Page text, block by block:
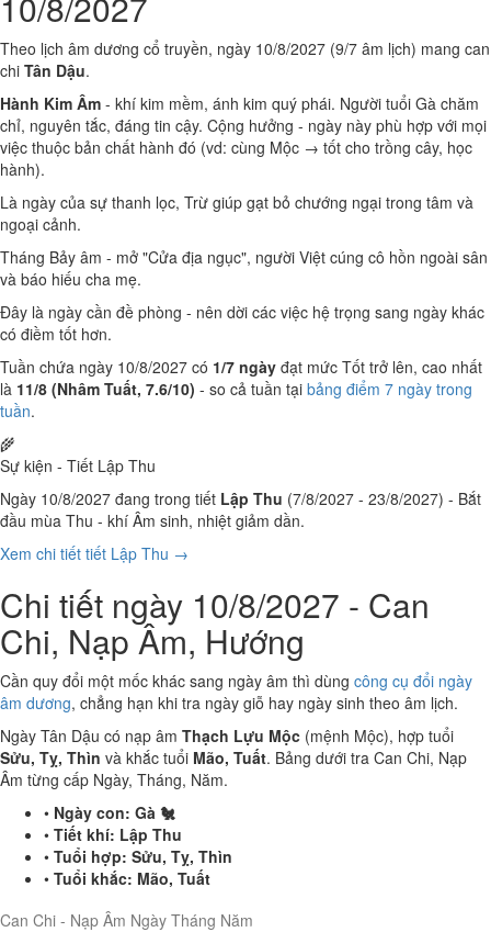
Theo lịch âm dương cổ truyền, ngày 10/8/2027 (9/7 âm lịch) mang can
chi Tân Dậu.
Hành Kim Âm - khí kim mềm, ánh kim quý phái. Người tuổi Gà chăm
chỉ, nguyên tắc, đáng tin cậy. Cộng hưởng - ngày này phù hợp với mọi
việc thuộc bản chất hành đó (vd: cùng Mộc → tốt cho trồng cây, học
hành).
Là ngày của sự thanh lọc, Trừ giúp gạt bỏ chướng ngại trong tâm và
ngoại cảnh.
Tháng Bảy âm - mở "Cửa địa ngục", người Việt cúng cô hồn ngoài sân
và báo hiếu cha mẹ.
Đây là ngày cần đề phòng - nên dời các việc hệ trọng sang ngày khác
có điềm tốt hơn.
Tuần chứa ngày 10/8/2027 có 1/7 ngày đạt mức Tốt trở lên, cao nhất
là 11/8 (Nhâm Tuất, 7.6/10) - so cả tuần tại bảng điểm 7 ngày trong
tuần.
🌾
Sự kiện - Tiết Lập Thu
Ngày 10/8/2027 đang trong tiết Lập Thu (7/8/2027 - 23/8/2027) - Bắt
đầu mùa Thu - khí Âm sinh, nhiệt giảm dần.
Xem chi tiết tiết Lập Thu →
Chi tiết ngày 10/8/2027 - Can
Chi, Nạp Âm, Hướng
Cần quy đổi một mốc khác sang ngày âm thì dùng công cụ đổi ngày
âm dương, chẳng hạn khi tra ngày giỗ hay ngày sinh theo âm lịch.
Ngày Tân Dậu có nạp âm Thạch Lựu Mộc (mệnh Mộc), hợp tuổi
Sửu, Tỵ, Thìn và khắc tuổi Mão, Tuất. Bảng dưới tra Can Chi, Nạp
Âm từng cấp Ngày, Tháng, Năm.
• Ngày con: Gà 🐔
• Tiết khí: Lập Thu
• Tuổi hợp: Sửu, Tỵ, Thìn
• Tuổi khắc: Mão, Tuất
Can Chi - Nạp Âm Ngày Tháng Năm